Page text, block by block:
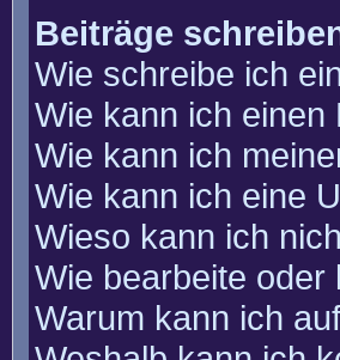
Beiträge
Wie schreibe ich
Wie kann ich
Wie kann ich
Wie kann ich eine
Wieso kann ich
Wie bearbeite
Warum kann ich